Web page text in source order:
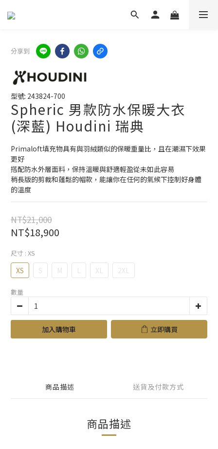
分享到
型號: 243824-700
Spheric 男款防水保暖大衣
(深藍) Houdini 瑞典
Primaloft填充物具有與羽絨類似的保暖重量比，且在潮濕下效果
更好
搭配防水外層面料，保持溫暖與舒適輕盈從未如此容易
稍長版的剪裁和蓬鬆的帽款，能讓你在任何的氣候下控制好身體
的溫度
NT$21,000
NT$18,900
尺寸 : XS
XS S M L XL 2XL
數量
加入購物車 立即購買
商品描述 送貨及付款方式
商品描述